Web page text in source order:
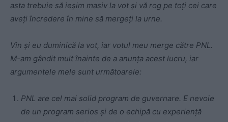
asta trebuie să ieșim masiv la vot și vă rog pe toți cei care
aveți încredere în mine să mergeți la urne.
Vin și eu duminică la vot, iar votul meu merge către PNL.
M-am gândit mult înainte de a anunța acest lucru, iar
argumentele mele sunt următoarele:
PNL are cel mai solid program de guvernare. E nevoie
de un program serios și de o echipă cu experiență